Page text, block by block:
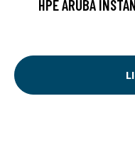
HPE ARUBA